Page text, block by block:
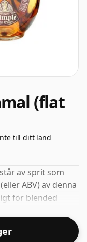
(flat
till ditt land
av sprit som
ABV) av denna
för blended
whisky buteljeras
storlek är